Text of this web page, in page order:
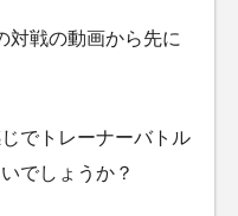
対戦の動画から先に
でトレーナーバトル
でしょうか？